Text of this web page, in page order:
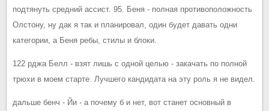
подтянуть средний ассист. 95. Беня - полная противоположность
Олстону, ну дак я так и планировал, один будет давать одни
категории, а Беня ребы, стилы и блоки.
122 рджа Белл - взят лишь с одной целью - закачать по полной
трюхи в моем старте. Лучшего кандидата на эту роль я не видел.
дальше бенч - Йи - а почему б и нет, вот станет основный в